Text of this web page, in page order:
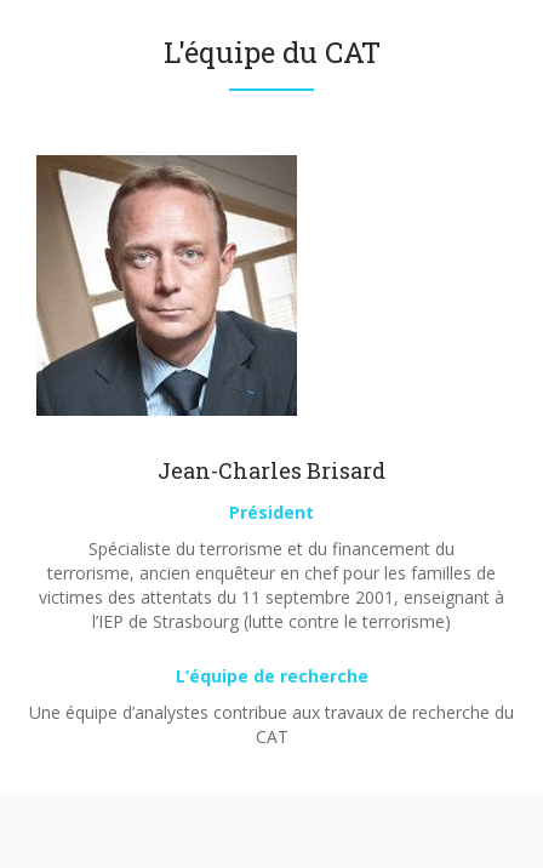
L'équipe du CAT
Jean-Charles Brisard
Président
Spécialiste du terrorisme et du financement du
terrorisme, ancien enquêteur en chef pour les familles de
victimes des attentats du 11 septembre 2001, enseignant à
l’IEP de Strasbourg (lutte contre le terrorisme)
L’équipe de recherche
Une équipe d’analystes contribue aux travaux de recherche du
CAT